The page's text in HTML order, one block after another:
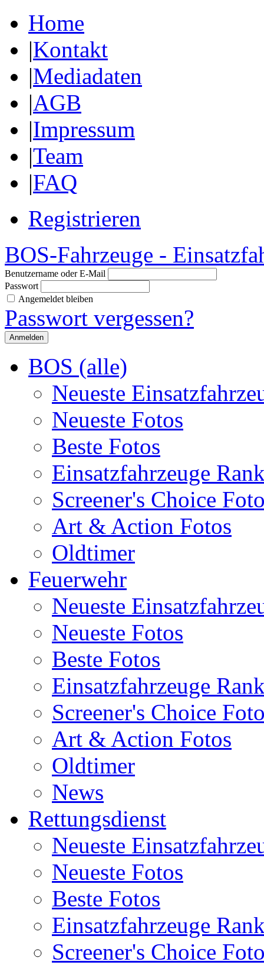
Home
|Kontakt
|Mediadaten
|AGB
|Impressum
|Team
|FAQ
Registrieren
BOS-Fahrzeuge -
Benutzername oder E-Mail
Passwort
Angemeldet bleiben
Passwort vergessen?
BOS (alle)
Neueste
Neueste Fotos
Beste Fotos
Einsatzfahrzeuge
Screener's Choice
Art & Action Fotos
Oldtimer
Feuerwehr
Neueste
Neueste Fotos
Beste Fotos
Einsatzfahrzeuge
Screener's Choice
Art & Action Fotos
Oldtimer
News
Rettungsdienst
Neueste
Neueste Fotos
Beste Fotos
Einsatzfahrzeuge
Screener's Choice